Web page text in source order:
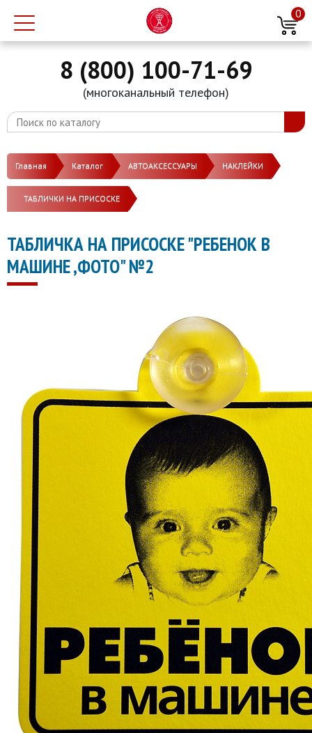
0
8 (800) 100-71-69
(многоканальный телефон)
Главная Каталог АВТОАКСЕССУАРЫ НАКЛЕЙКИ
ТАБЛИЧКИ НА ПРИСОСКЕ
ТАБЛИЧКА НА ПРИСОСКЕ "РЕБЕНОК В
МАШИНЕ ,ФОТО" №2